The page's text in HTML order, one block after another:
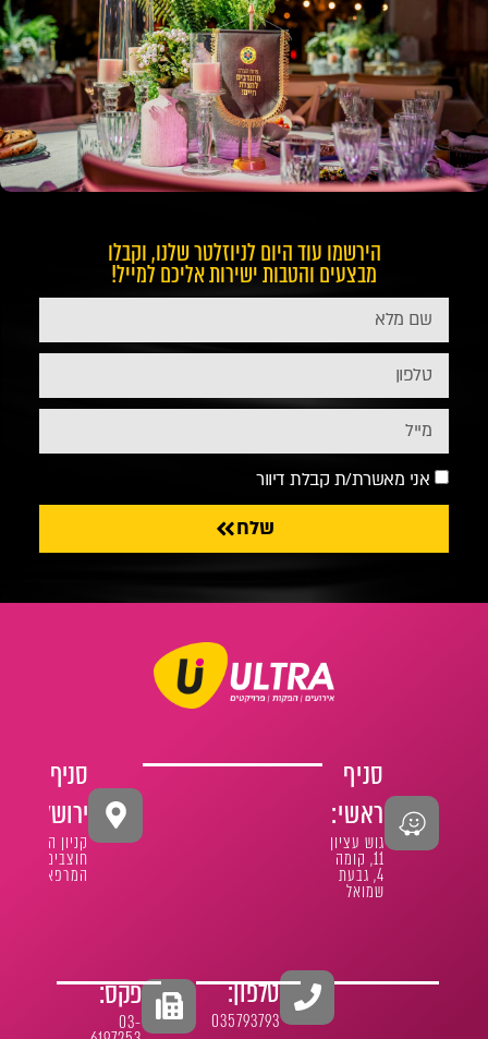
הירשמו עוד היום לניוזלטר שלנו, וקבלו
מבצעים והטבות ישירות אליכם למייל!
אני מאשרת/ת קבלת דיוור
שלח
סניף
ראשי:
גוש עציון
11, קומה
4, גבעת
שמואל
סניף
ירושלים:
קניון הר
חוצבים
המרפא 1
טלפון:
035793793
פקס:
03-